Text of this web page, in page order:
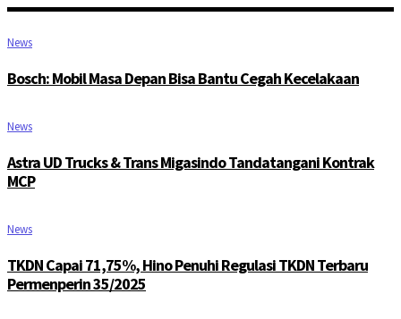
News
Bosch: Mobil Masa Depan Bisa Bantu Cegah Kecelakaan
News
Astra UD Trucks & Trans Migasindo Tandatangani Kontrak
MCP
News
TKDN Capai 71,75%, Hino Penuhi Regulasi TKDN Terbaru
Permenperin 35/2025